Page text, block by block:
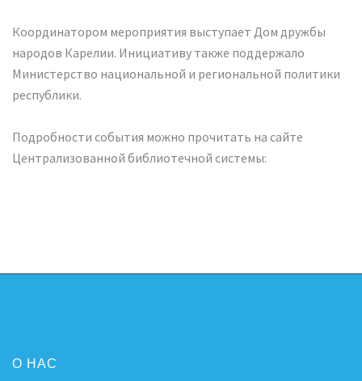
Координатором мероприятия выступает Дом дружбы
народов Карелии. Инициативу также поддержало
Министерство национальной и региональной политики
республики.
Подробности события можно прочитать на сайте
Централизованной библиотечной системы:
О НАС